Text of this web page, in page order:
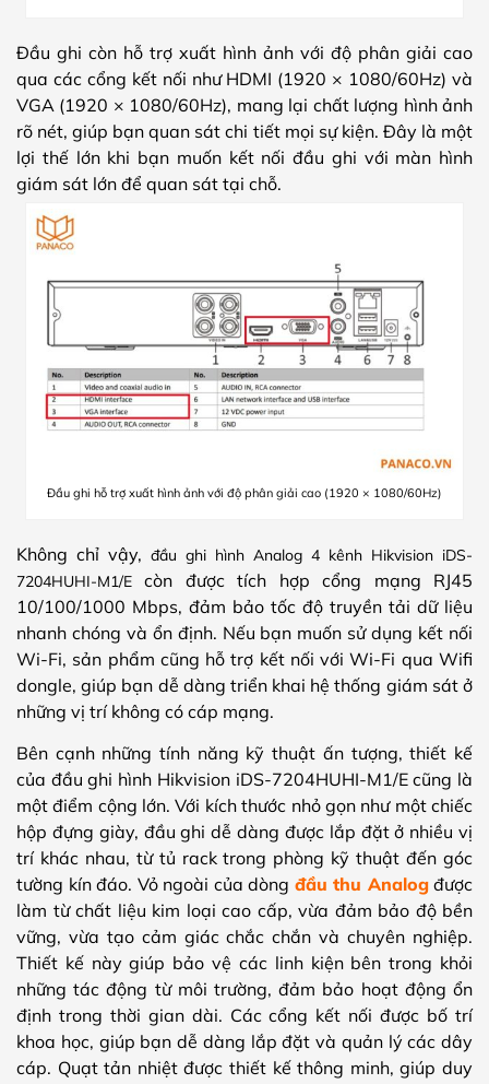
Đầu ghi còn hỗ trợ xuất hình ảnh với độ phân giải cao
qua các cổng kết nối như HDMI (1920 × 1080/60Hz) và
VGA (1920 × 1080/60Hz), mang lại chất lượng hình ảnh
rõ nét, giúp bạn quan sát chi tiết mọi sự kiện. Đây là một
lợi thế lớn khi bạn muốn kết nối đầu ghi với màn hình
giám sát lớn để quan sát tại chỗ.
Đầu ghi hỗ trợ xuất hình ảnh với độ phân giải cao (1920 × 1080/60Hz)
Không chỉ vậy, đầu ghi hình Analog 4 kênh Hikvision iDS-
7204HUHI-M1/E còn được tích hợp cổng mạng RJ45
10/100/1000 Mbps, đảm bảo tốc độ truyền tải dữ liệu
nhanh chóng và ổn định. Nếu bạn muốn sử dụng kết nối
Wi-Fi, sản phẩm cũng hỗ trợ kết nối với Wi-Fi qua Wifi
dongle, giúp bạn dễ dàng triển khai hệ thống giám sát ở
những vị trí không có cáp mạng.
Bên cạnh những tính năng kỹ thuật ấn tượng, thiết kế
của đầu ghi hình Hikvision iDS-7204HUHI-M1/E cũng là
một điểm cộng lớn. Với kích thước nhỏ gọn như một chiếc
hộp đựng giày, đầu ghi dễ dàng được lắp đặt ở nhiều vị
trí khác nhau, từ tủ rack trong phòng kỹ thuật đến góc
tường kín đáo. Vỏ ngoài của dòng đầu thu Analogđược
làm từ chất liệu kim loại cao cấp, vừa đảm bảo độ bền
vững, vừa tạo cảm giác chắc chắn và chuyên nghiệp.
Thiết kế này giúp bảo vệ các linh kiện bên trong khỏi
những tác động từ môi trường, đảm bảo hoạt động ổn
định trong thời gian dài. Các cổng kết nối được bố trí
khoa học, giúp bạn dễ dàng lắp đặt và quản lý các dây
cáp. Quạt tản nhiệt được thiết kế thông minh, giúp duy